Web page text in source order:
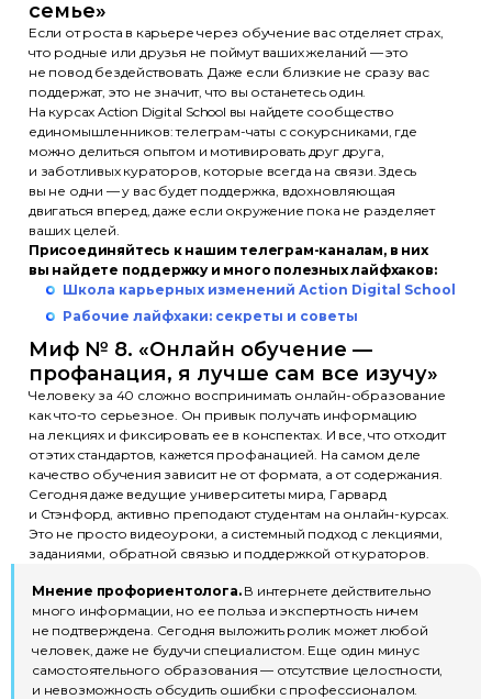
семье»
Если от роста в карьере через обучение вас отделяет страх,
что родные или друзья не поймут ваших желаний — это
не повод бездействовать. Даже если близкие не сразу вас
поддержат, это не значит, что вы останетесь один.
На курсах Action Digital School вы найдете сообщество
единомышленников: телеграм-чаты с сокурсниками, где
можно делиться опытом и мотивировать друг друга,
и заботливых кураторов, которые всегда на связи. Здесь
вы не одни — у вас будет поддержка, вдохновляющая
двигаться вперед, даже если окружение пока не разделяет
ваших целей.
Присоединяйтесь к нашим телеграм-каналам, в них
вы найдете поддержку и много полезных лайфхаков:
Школа карьерных изменений Action Digital School
Рабочие лайфхаки: секреты и советы
Миф № 8. «Онлайн обучение —
профанация, я лучше сам все изучу»
Человеку за 40 сложно воспринимать онлайн-образование
как что-то серьезное. Он привык получать информацию
на лекциях и фиксировать ее в конспектах. И все, что отходит
от этих стандартов, кажется профанацией. На самом деле
качество обучения зависит не от формата, а от содержания.
Сегодня даже ведущие университеты мира, Гарвард
и Стэнфорд, активно преподают студентам на онлайн-курсах.
Это не просто видеоуроки, а системный подход с лекциями,
заданиями, обратной связью и поддержкой от кураторов.
Мнение профориентолога.В интернете действительно
много информации, но ее польза и экспертность ничем
не подтверждена. Сегодня выложить ролик может любой
человек, даже не будучи специалистом. Еще один минус
самостоятельного образования — отсутствие целостности,
и невозможность обсудить ошибки с профессионалом.